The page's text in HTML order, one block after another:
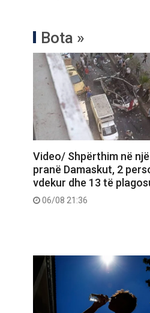
Bota »
Video/ Shpërthim në
pranë Damaskut, 2
vdekur dhe 13 të
06/08 21:36